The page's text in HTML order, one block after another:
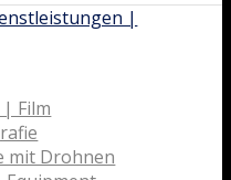
Film
mit Drohnen